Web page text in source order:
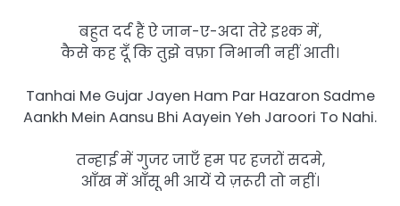
बहुत दर्द हैं ऐ जान-ए-अदा तेरे इश्क में,
कैसे कह दूँ कि तुझे वफ़ा निभानी नहीं आती।
Tanhai Me Gujar Jayen Ham Par Hazaron Sadme
Aankh Mein Aansu Bhi Aayein Yeh Jaroori To Nahi.
तन्हाई में गुजर जाएँ हम पर हजरों सदमे,
आँख में आँसू भी आयें ये ज़रूरी तो नहीं।